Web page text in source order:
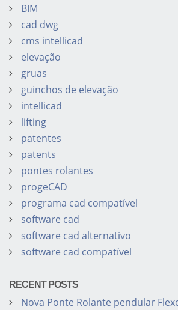
BIM
cad dwg
cms intellicad
elevação
gruas
guinchos de elevação
intellicad
lifting
patentes
patents
pontes rolantes
progeCAD
programa cad compatível
software cad
software cad alternativo
software cad compatível
RECENT POSTS
Nova Ponte Rolante pendular